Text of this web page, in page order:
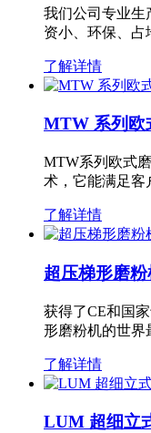
我们公司专业生
资小、环保、
了解详情
MTW 系列欧
MTW系列欧式
术，它能满足
了解详情
超压梯形磨粉
获得了CE和国
形磨粉机的世
了解详情
LUM 超细立